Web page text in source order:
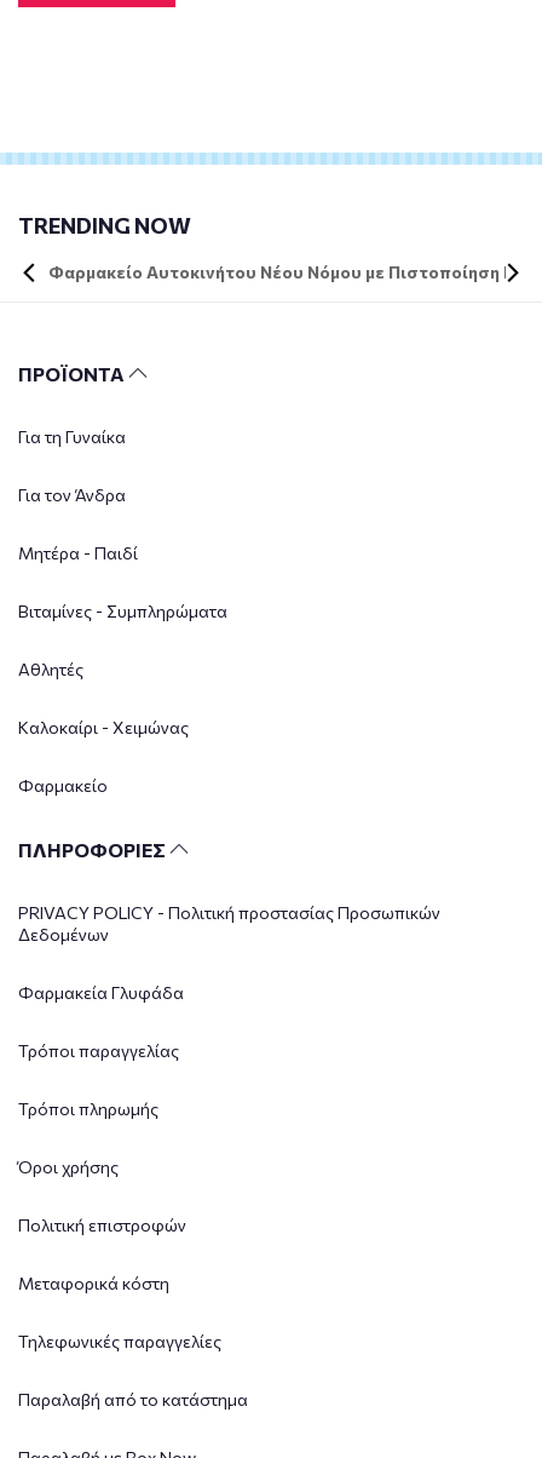
TRENDING NOW
Φαρμακείο Αυτοκινήτου Νέου Νόμου με Πιστοποίηση DIN
ΠΡΟΪΟΝΤΑ
Για τη Γυναίκα
Για τον Άνδρα
Μητέρα - Παιδί
Βιταμίνες - Συμπληρώματα
Αθλητές
Καλοκαίρι - Χειμώνας
Φαρμακείο
ΠΛΗΡΟΦΟΡΙΕΣ
PRIVACY POLICY - Πολιτική προστασίας Προσωπικών
Δεδομένων
Φαρμακεία Γλυφάδα
Τρόποι παραγγελίας
Τρόποι πληρωμής
Όροι χρήσης
Πολιτική επιστροφών
Μεταφορικά κόστη
Τηλεφωνικές παραγγελίες
Παραλαβή από το κατάστημα